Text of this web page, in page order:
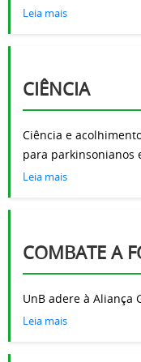
Leia mais
CIÊNCIA
Ciência e
para parkinsonianos
Leia mais
COMBATE A
UnB adere à Aliança
Leia mais